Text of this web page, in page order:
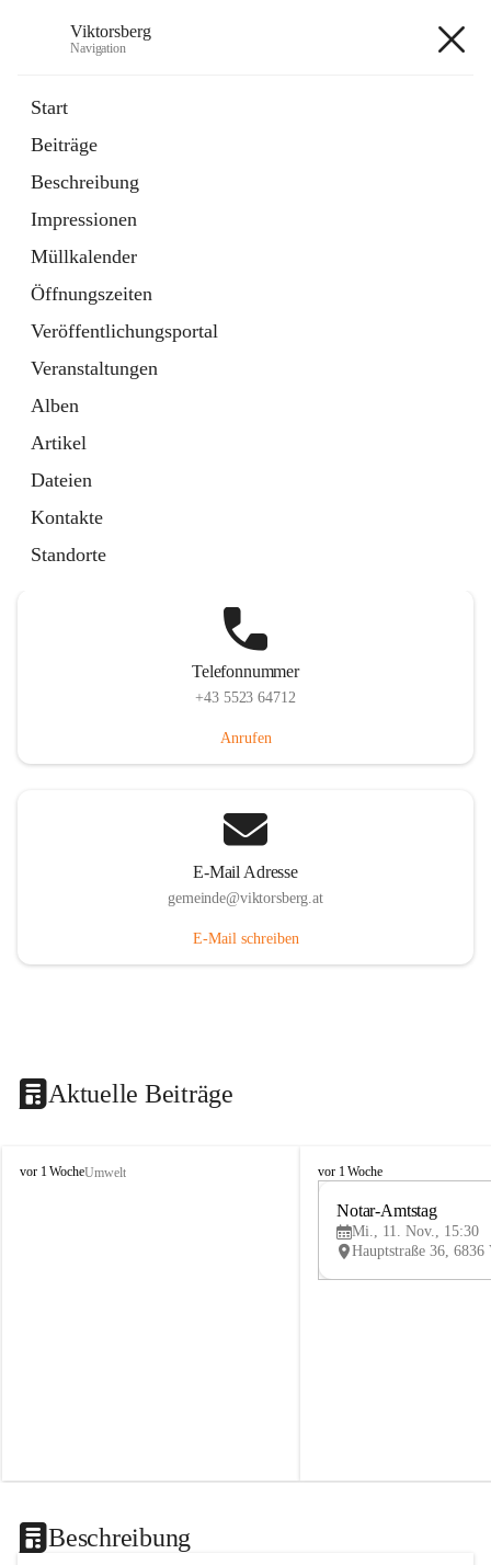
Viktorsberg
Navigation
Start
Beiträge
Beschreibung
Impressionen
Müllkalender
Öffnungszeiten
Veröffentlichungsportal
Veranstaltungen
Alben
Artikel
Dateien
Kontakte
Standorte
1 Schnellzugriff
Bürgerservice
10 Schnellzugriffe
Telefonnummer
+43 5523 64712
Anrufen
E-Mail Adresse
gemeinde@viktorsberg.at
E-Mail schreiben
Aktuelle Beiträge
V
vor 1 WocheUmwelt
V
vor 1 Woche
Notar-Amtstag
Mi., 11. Nov., 15:30
Beschreibung